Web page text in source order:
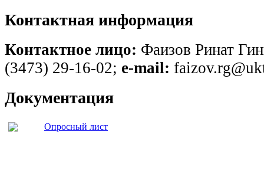
Контактная информация
Контактное лицо: Фаизов Ринат
(3473) 29-16-02; e-mail:
Документация
Опросный лист